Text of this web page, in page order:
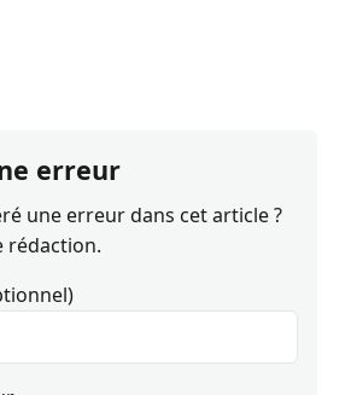
erreur
une erreur dans cet article ?
rédaction.